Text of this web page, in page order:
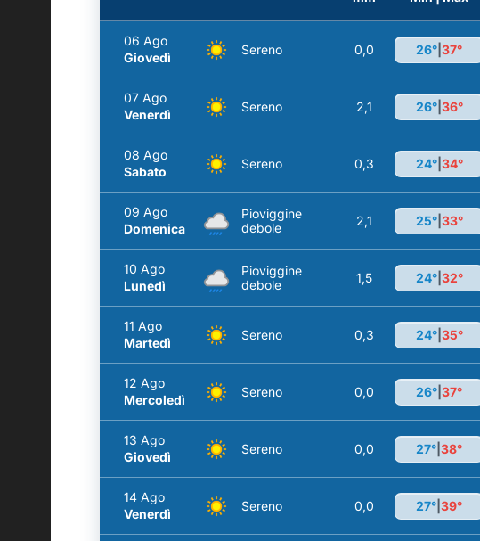
06 Ago
Giovedì
Sereno 0,0 26° 37°
07 Ago
Venerdì
Sereno 2,1 26°| 36°
08 Ago
Sabato
Sereno 0,3 24°| 34°
09 Ago
Domenica
Pioviggine
debole
2,1 25°| 33°
10 Ago
Lunedì
Pioviggine
debole
1,5 24°| 32°
11 Ago
Martedì
Sereno 0,3 24°| 35°
12 Ago
Mercoledì
Sereno 0,0 26° 37°
13 Ago
Giovedì
Sereno 0,0 27° 38°
14 Ago
Venerdì
Sereno 0,0 27° 39°